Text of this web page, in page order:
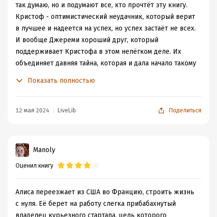
так думаю, но и подумают все, кто прочтёт эту книгу.
Кристоф - оптимистический неудачник, который верит
в лучшее и надеется на успех, но успех застаёт не всех.
И вообще Джереми хороший друг, который
поддерживает Кристофа в этом нелёгком деле. Их
объединяет давняя тайна, которая и дала начало такому
проекты, да с такими названиями, я бы не стала. Но если
показаны радость, боль и утраты... Алиса рассказывает
нам о своей жизни: о неудавшейся попытке
забеременеть, о своей любимой сестре Скарлетт, о
откровенностью, делится переживаниями, и в каждом
слове есть своя искренность. Но в неожиданном
повороте, который нас поджидает в будущем, есть
Показать полностью
12 мая 2024 LiveLib Поделиться
Manoly
Оценил книгу
Алиса переезжает из США во Францию, строить жизнь
с нуля. Её берет на работу слегка прибабахнутый
владелец курьезного стартапа, цель которого